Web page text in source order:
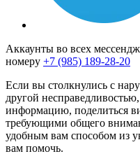
Аккаунты во всех
номеру +7 (985) 189-28-20
Если вы столкнулись с
другой
информацию, поделиться
требующими общего
удобным вам способом из
вам помочь.